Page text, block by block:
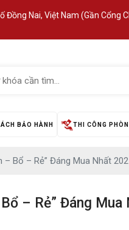
Đồng Nai, Việt Nam (Gần Cổng
BẢO HÀNH THI CÔNG
– Bổ – Rẻ” Đáng Mua Nhất 202
– Rẻ” Đáng Mua